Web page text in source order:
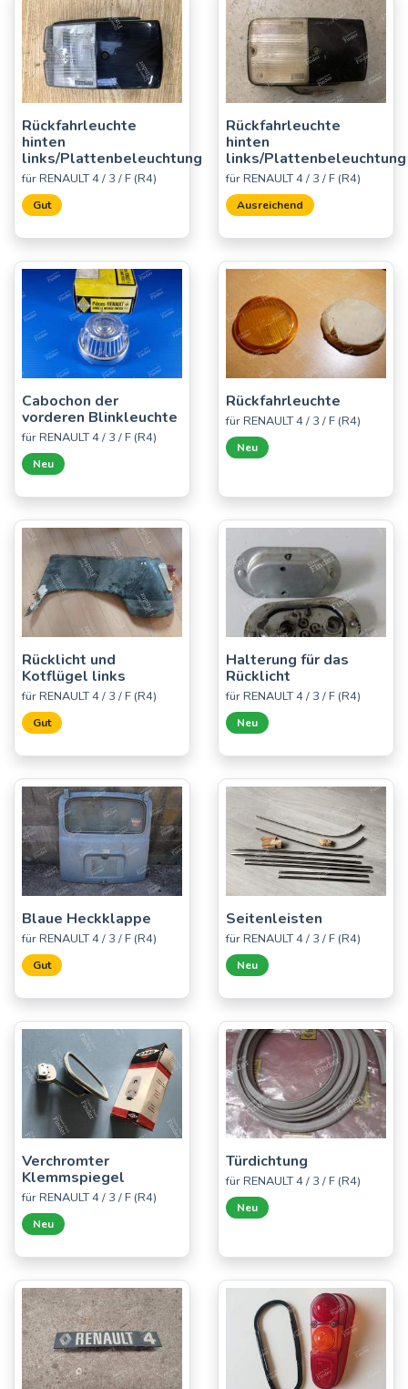
Rückfahrleuchte
hinten
links/Plattenbeleuchtung
für RENAULT 4 / 3 / F (R4)
Gut
Rückfahrleuchte
hinten
links/Plattenbeleuchtung
für RENAULT 4 / 3 / F (R4)
Ausreichend
Cabochon der
vorderen Blinkleuchte
für RENAULT 4 / 3 / F (R4)
Neu
Rückfahrleuchte
für RENAULT 4 / 3 / F (R4)
Neu
Rücklicht und
Kotflügel links
für RENAULT 4 / 3 / F (R4)
Gut
Halterung für das
Rücklicht
für RENAULT 4 / 3 / F (R4)
Neu
Blaue Heckklappe
für RENAULT 4 / 3 / F (R4)
Gut
Seitenleisten
für RENAULT 4 / 3 / F (R4)
Neu
Verchromter
Klemmspiegel
für RENAULT 4 / 3 / F (R4)
Neu
Türdichtung
für RENAULT 4 / 3 / F (R4)
Neu